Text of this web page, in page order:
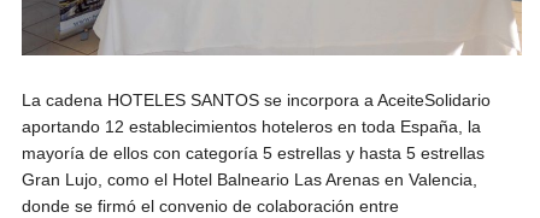
La cadena HOTELES SANTOS se incorpora a AceiteSolidario
aportando 12 establecimientos hoteleros en toda España, la
mayoría de ellos con categoría 5 estrellas y hasta 5 estrellas
Gran Lujo, como el Hotel Balneario Las Arenas en Valencia,
donde se firmó el convenio de colaboración entre